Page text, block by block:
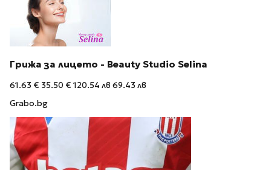
Грижа за лицето - Beauty Studio Selina
61.63 € 35.50 €120.54 лв 69.43 лв
Grabo.bg